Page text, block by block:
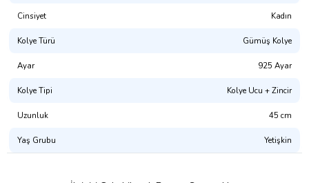
belirtilen ortalama ürün ağırlığında ± %10 sapma olabilmektedir.
En: 0.90 cm
Zincir Uzunluk: 50 cm
Ürün Kodu:
Cinsiyet Kadın
Kolye Türü Gümüş Kolye
Ayar 925 Ayar
Kolye Tipi Kolye Ucu + Zincir
Uzunluk 45 cm
Yaş Grubu Yetişkin